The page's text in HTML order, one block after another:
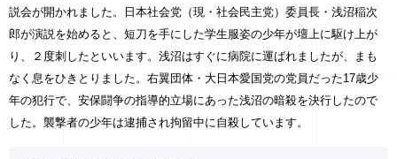
説会が開かれました。日本社会党（現・社会民主党）委員長・浅沼稲次
郎が演説を始めると、短刀を手にした学生服姿の少年が壇上に駆け上が
り、２度刺したといいます。浅沼はすぐに病院に運ばれましたが、まも
なく息をひきとりました。右翼団体・大日本愛国党の党員だった17歳少
年の犯行で、安保闘争の指導的立場にあった浅沼の暗殺を決行したので
した。襲撃者の少年は逮捕され拘留中に自殺しています。